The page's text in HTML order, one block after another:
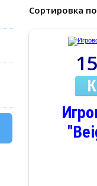
Сортировка